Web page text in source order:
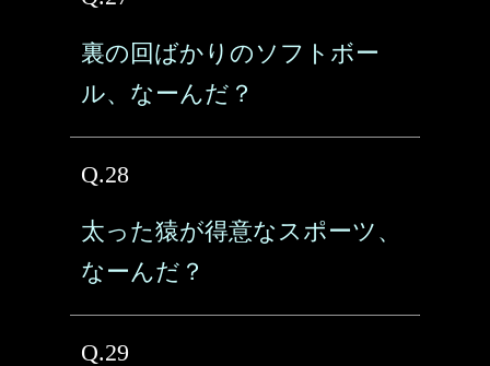
裏の回ばかりのソフトボー
ル、なーんだ？
Q.28
太った猿が得意なスポーツ、
なーんだ？
Q.29